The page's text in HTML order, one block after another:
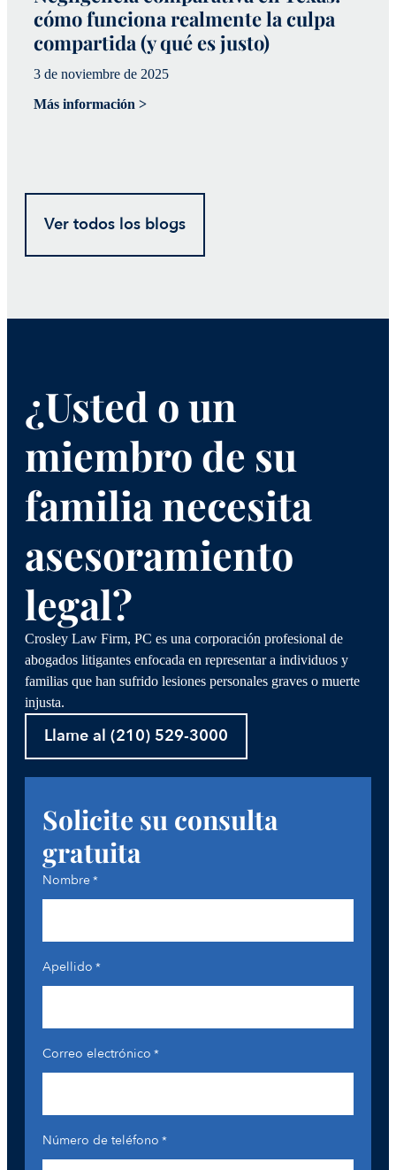
cómo funciona realmente la culpa
compartida (y qué es justo)
3 de noviembre de 2025
Más información >
Ver todos los blogs
¿Usted o un
miembro de su
familia necesita
asesoramiento
legal?
Crosley Law Firm, PC es una corporación profesional de
abogados litigantes enfocada en representar a individuos y
familias que han sufrido lesiones personales graves o muerte
injusta.
Llame al (210) 529-3000
Solicite su consulta
gratuita
Nombre*
Apellido *
Correo electrónico *
Número de teléfono *